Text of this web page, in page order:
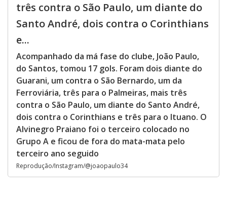
três contra o São Paulo, um diante do
Santo André, dois contra o Corinthians
e...
Acompanhado da má fase do clube, João Paulo,
do Santos, tomou 17 gols. Foram dois diante do
Guarani, um contra o São Bernardo, um da
Ferroviária, três para o Palmeiras, mais três
contra o São Paulo, um diante do Santo André,
dois contra o Corinthians e três para o Ituano. O
Alvinegro Praiano foi o terceiro colocado no
Grupo A e ficou de fora do mata-mata pelo
terceiro ano seguido
Reprodução/Instagram/@joaopaulo34